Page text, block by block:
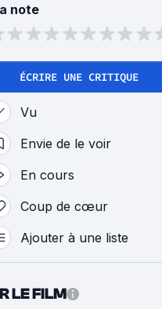
note
ÉCRIRE UNE CRITIQUE
Vu
Envie de le voir
En cours
Coup de cœur
Ajouter à une liste
LE FILM